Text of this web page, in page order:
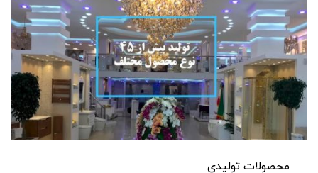
محصولات تولیدی